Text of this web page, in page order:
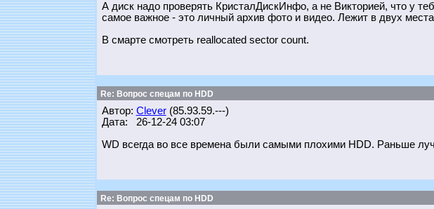
А диск надо проверять КристалДискИнфо, а не Викторией, что у
самое важное - это личный архив фото и видео. Лежит в двух
В смарте смотреть reallocated sector count.
Re: Вопрос спецам по HDD
Автор: Clever(85.93.59.---)
Дата: 26-12-24 03:07
WD всегда во все времена были самыми плохими HDD. Раньше
Re: Вопрос спецам по HDD